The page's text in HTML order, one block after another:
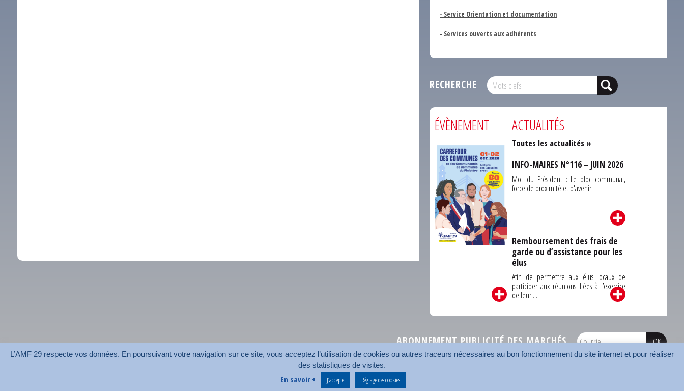
- Service Orientation et documentation
- Services ouverts aux adhérents
RECHERCHE
ÉVÈNEMENT ACTUALITÉS
Toutes les actualités »
INFO-MAIRES N°116 – JUIN 2026
Mot du Président : Le bloc communal,
force de proximité et d'avenir
Remboursement des frais de
garde ou d’assistance pour les
élus
Afin de permettre aux élus locaux de
participer aux réunions liées à l’exercice
de leur ...
ABONNEMENT PUBLICITÉ DES MARCHÉS
Plan du site
L’AMF 29 respecte vos données. En poursuivant votre navigation sur ce site, vous acceptez l’utilisation de cookies ou autres traceurs nécessaires au bon fonctionnement du site internet et pour réaliser
des statistiques de visites.
En savoir + J’accepte Réglage des cookies